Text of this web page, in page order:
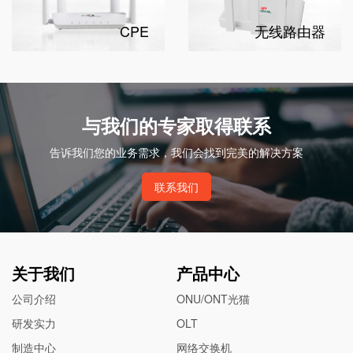
CPE 无线路由器
与我们的专家取得联系
告诉我们您的业务需求，我们会找到完美的解决方案
联系我们
关于我们
公司介绍
研发实力
制造中心
产品中心
ONU/ONT光猫
OLT
网络交换机